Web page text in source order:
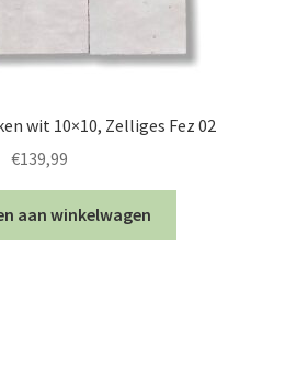
wit 10×10, Zelliges Fez 02
€139,99
aan winkelwagen